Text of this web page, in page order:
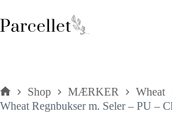
til
indhold
Forside
Shop MÆRKER
Wheat
Wheat Regnbukser m. Seler – PU –